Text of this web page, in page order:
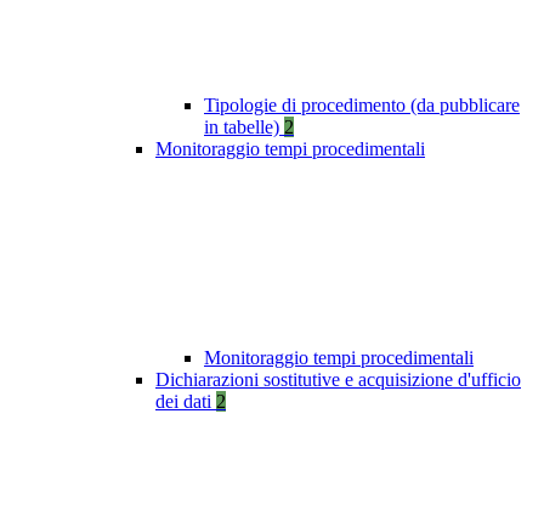
Tipologie di procedimento (da pubblicare
in tabelle) 2
Monitoraggio tempi procedimentali
Monitoraggio tempi procedimentali
Dichiarazioni sostitutive e acquisizione d'ufficio
dei dati 2